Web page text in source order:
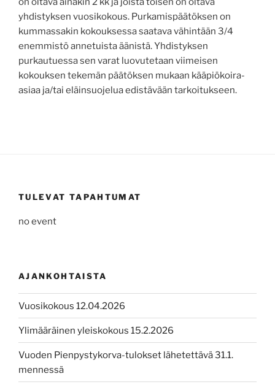
yhdistyksen vuosikokous. Purkamispäätöksen on
kummassakin kokouksessa saatava vähintään 3/4
enemmistö annetuista äänistä. Yhdistyksen
purkautuessa sen varat luovutetaan viimeisen
kokouksen tekemän päätöksen mukaan kääpiökoira-
asiaa ja/tai eläinsuojelua edistävään tarkoitukseen.
TULEVAT TAPAHTUMAT
no event
AJANKOHTAISTA
Vuosikokous 12.04.2026
Ylimääräinen yleiskokous 15.2.2026
Vuoden Pienpystykorva-tulokset lähetettävä 31.1.
mennessä